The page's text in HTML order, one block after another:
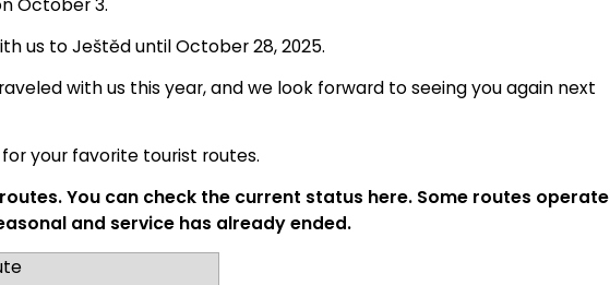
October 3.
us to Ještěd until October 28, 2025.
with us this year, and we look forward to seeing you again next
your favorite tourist routes.
You can check the current status here. Some routes operate
and service has already ended.